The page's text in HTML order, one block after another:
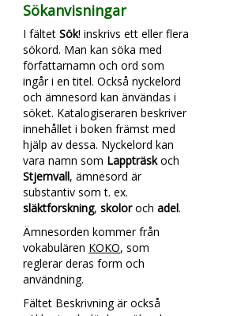
Sökanvisningar
I fältet Sök! inskrivs ett eller flera
sökord. Man kan söka med
författarnamn och ord som
ingår i en titel. Också nyckelord
och ämnesord kan änvändas i
söket. Katalogiseraren beskriver
innehållet i boken främst med
hjälp av dessa. Nyckelord kan
vara namn som Lappträskoch
Stjernvall, ämnesord är
substantiv som t. ex.
släktforskning, skoloroch adel.
Ämnesorden kommer från
vokabulären KOKO, som
reglerar deras form och
användning.
Fältet Beskrivning är också